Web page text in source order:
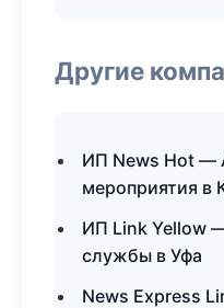
Другие
ИП News Hot —
мероприятия в
ИП Link Yellow
службы в Уфа
News Express